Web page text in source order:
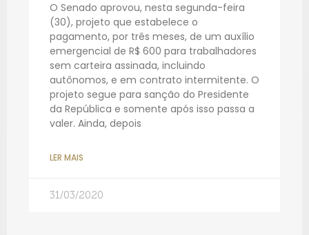
O Senado aprovou, nesta segunda-feira
(30), projeto que estabelece o
pagamento, por três meses, de um auxílio
emergencial de R$ 600 para trabalhadores
sem carteira assinada, incluindo
autônomos, e em contrato intermitente. O
projeto segue para sanção do Presidente
da República e somente após isso passa a
valer. Ainda, depois
LER MAIS
31/03/2020